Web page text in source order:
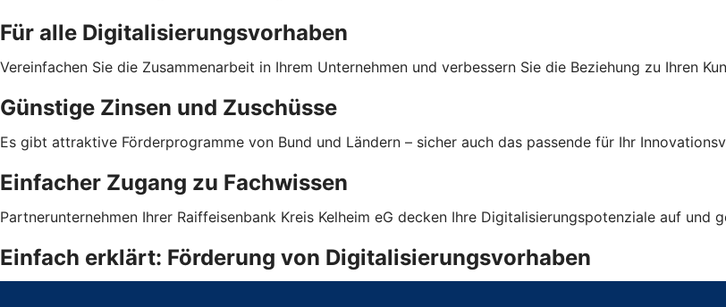
Für alle Digitalisierungsvorhaben
Vereinfachen Sie die Zusammenarbeit in Ihrem Unternehmen und verbessern Sie die Beziehung zu Ihren
Günstige Zinsen und Zuschüsse
Es gibt attraktive Förderprogramme von Bund und Ländern – sicher auch das passende für Ihr
Einfacher Zugang zu Fachwissen
Partnerunternehmen Ihrer Raiffeisenbank Kreis Kelheim eG decken Ihre Digitalisierungspotenziale auf und
Einfach erklärt: Förderung von Digitalisierungsvorhaben